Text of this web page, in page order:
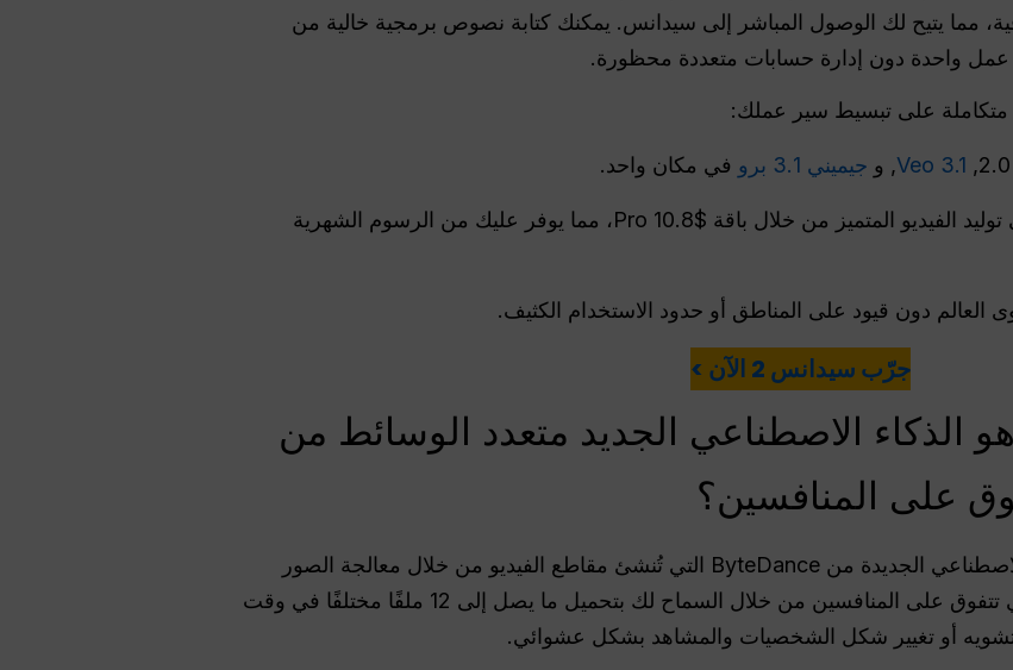
مما يتيح لك الوصول المباشر إلى سيدانس. يمكنك كتابة نصوص برمجية خالية من
عمل واحدة دون إدارة حسابات متعددة محظورة.
Veo 3.1, و جيميني 3.1 برو في مكان واحد.
يمكنك الوصول إلى توليد الفيديو المتميز من خلال باقة $10.8 Pro، مما يوفر عليك من الرسوم الشهرية
دون قيود على المناطق أو حدود الاستخدام الكثيف.
جرّب سيدانس 2 الآن >
الذكاء الاصطناعي الجديد متعدد الوسائط من
إن Seedance للمبدعين هي أداة الذكاء الاصطناعي الجديدة من ByteDance التي تُنشئ مقاطع الفيديو من خلال معالجة الصور
والنصوص والصوت في الوقت نفسه. وهي تتفوق على المنافسين من خلال السماح لك بتحميل ما يصل إلى 12 ملفًا مختلفًا في وقت
أو تغيير شكل الشخصيات والمشاهد بشكل عشوائي.